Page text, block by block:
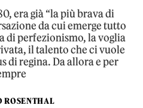
era già “la più brava di
da cui emerge tutto
di perfezionismo, la voglia
il talento che ci vuole
di regina. Da allora e per
ROSENTHAL